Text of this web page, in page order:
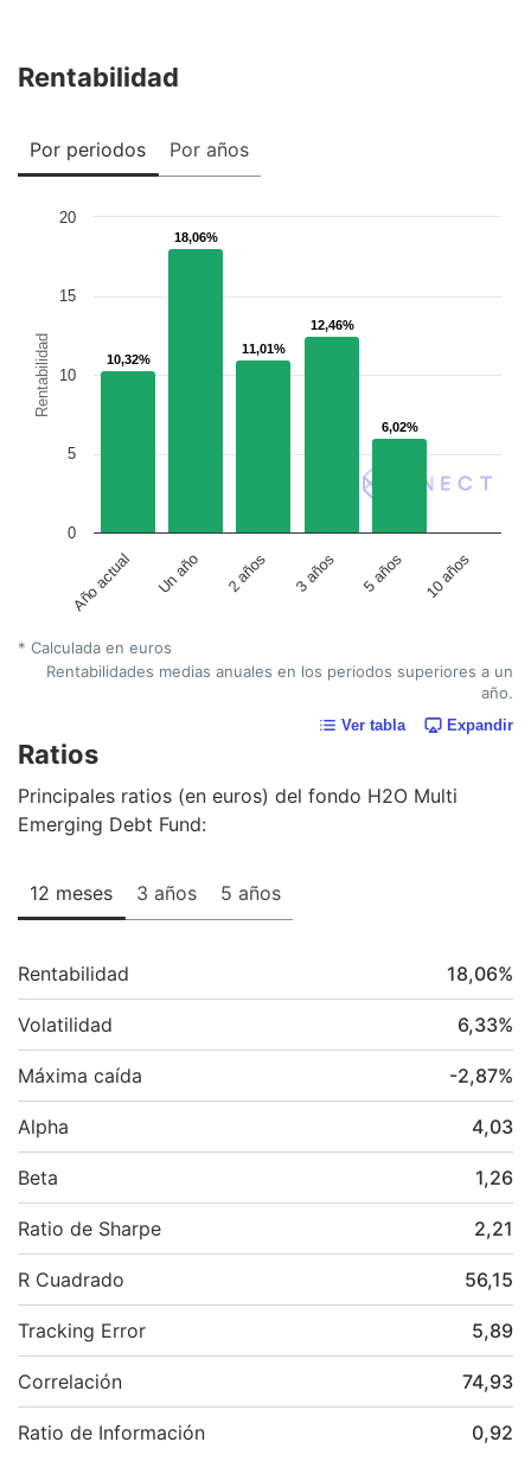
Rentabilidad
Por periodos Por años
Rentabilidad 10,32%
10,32%
18,06%
18,06%
11,01%
11,01%
12,46%
12,46%
6,02%
6,02%
Año actual Un año 2 años 3 años 5 años 10 años
0
5
10
15
20
* Calculada en euros
Rentabilidades medias anuales en los periodos superiores a un
año.
Ver tabla Expandir
Ratios
Principales ratios (en euros) del fondo H2O Multi
Emerging Debt Fund:
12 meses 3 años 5 años
Rentabilidad 18,06%
Volatilidad 6,33%
Máxima caída -2,87%
Alpha 4,03
Beta 1,26
Ratio de Sharpe 2,21
R Cuadrado 56,15
Tracking Error 5,89
Correlación 74,93
Ratio de Información 0,92